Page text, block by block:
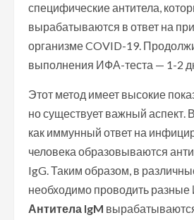
специфические антитела,
вырабатываются в ответ на
организме COVID-19.
выполнения ИФА-теста — 1-2
Этот метод имеет высокие
но существует важный аспект.
как иммунный ответ на
человека образовываются
IgG. Таким образом, в
необходимо проводить
Антитела IgM